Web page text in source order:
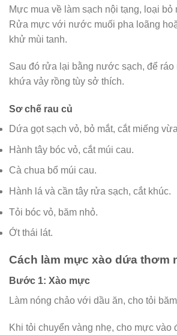
Mực mua về làm sạch nội tạng, loại bỏ
Rửa mực với nước muối pha loãng
khử mùi tanh.
Sau đó rửa lại bằng nước sạch, để ráo
khứa vảy rồng tùy sở thích.
Sơ chế rau củ
Dứa gọt sạch vỏ, bỏ mắt, cắt miếng
Hành tây bóc vỏ, cắt múi cau.
Cà chua bổ múi cau.
Hành lá và cần tây rửa sạch, cắt khúc.
Tỏi bóc vỏ, băm nhỏ.
Ớt thái lát.
Cách làm mực xào dứa thơm
Bước 1: Xào mực
Làm nóng chảo với dầu ăn, cho tỏi
Khi tỏi chuyển vàng nhẹ, cho mực vào